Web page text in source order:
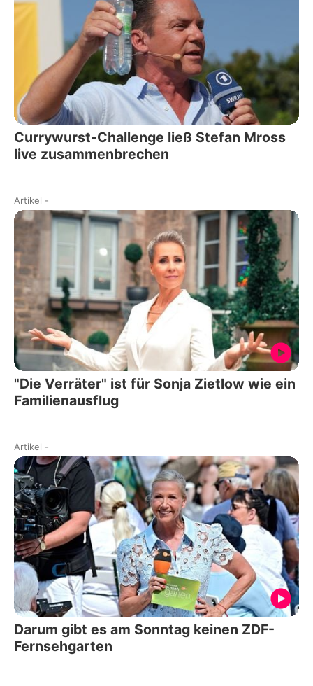
Currywurst-Challenge ließ Stefan Mross
live zusammenbrechen
Artikel -
"Die Verräter" ist für Sonja Zietlow wie ein
Familienausflug
Artikel -
Darum gibt es am Sonntag keinen ZDF-
Fernsehgarten